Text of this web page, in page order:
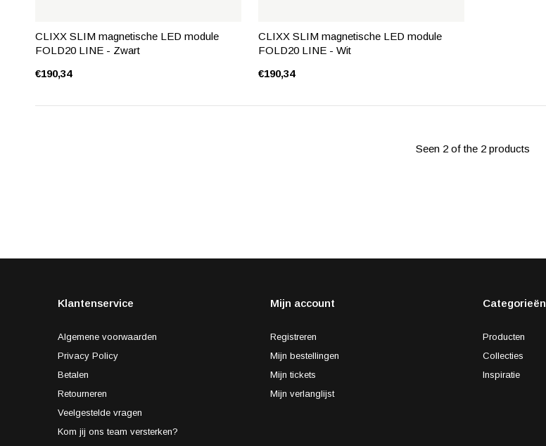
CLIXX SLIM magnetische LED module
FOLD20 LINE - Zwart
€190,34
CLIXX SLIM magnetische LED module
FOLD20 LINE - Wit
€190,34
Seen 2 of the 2 products
Klantenservice
Algemene voorwaarden
Privacy Policy
Betalen
Retourneren
Veelgestelde vragen
Kom jij ons team versterken?
Mijn account
Registreren
Mijn bestellingen
Mijn tickets
Mijn verlanglijst
Categorieën
Producten
Collecties
Inspiratie